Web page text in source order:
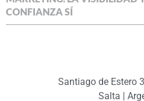
CONFIANZA SÍ
Santiago de Estero
Salta |